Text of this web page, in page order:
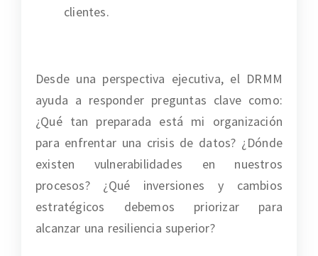
clientes.
Desde una perspectiva ejecutiva, el DRMM
ayuda a responder preguntas clave como:
¿Qué tan preparada está mi organización
para enfrentar una crisis de datos? ¿Dónde
existen vulnerabilidades en nuestros
procesos? ¿Qué inversiones y cambios
estratégicos debemos priorizar para
alcanzar una resiliencia superior?